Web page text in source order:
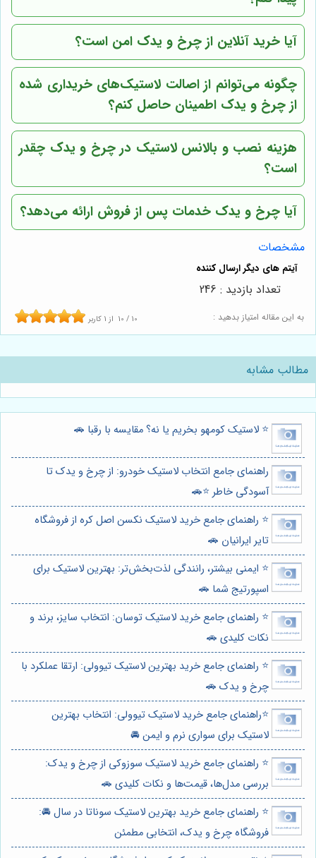
آیا خرید آنلاین از چرخ و یدک امن است؟
چگونه می‌توانم از اصالت لاستیک‌های خریداری شده
از چرخ و یدک اطمینان حاصل کنم؟
هزینه نصب و بالانس لاستیک درچرخ و یدک چقدر
است؟
آیا چرخ و یدک خدمات پس از فروش ارائه می‌دهد؟
مشخصات
به این مقاله امتیاز بدهید : 10 / 10 از 1 کاربر
تعداد بازدید : 246
مطالب مشابه
⭐️ لاستیک کومهو بخریم یا نه؟ مقایسه با رقبا 🚗
راهنمای جامع انتخاب لاستیک خودرو: از چرخ و یدک تا
آسودگی خاطر ⭐️🚗
⭐️ راهنمای جامع خرید لاستیک نکسن اصل کره از فروشگاه
تایر ایرانیان 🚗
⭐️ ایمنی بیشتر، رانندگی لذت‌بخش‌تر: بهترین لاستیک برای
اسپورتیج شما 🚗
⭐️ راهنمای جامع خرید لاستیک توسان: انتخاب سایز، برند و
نکات کلیدی 🚗
⭐️ راهنمای جامع خرید بهترین لاستیک تیوولی: ارتقا عملکرد با
چرخ و یدک 🚗
⭐️راهنمای جامع خرید لاستیک تیوولی: انتخاب بهترین
لاستیک برای سواری نرم و ایمن 🚘
⭐️ راهنمای جامع خرید لاستیک سوزوکی از چرخ و یدک:
بررسی مدل‌ها، قیمت‌ها و نکات کلیدی 🚗
⭐️ راهنمای جامع خرید بهترین لاستیک سوناتا در سال 🚘:
فروشگاه چرخ و یدک، انتخابی مطمئن